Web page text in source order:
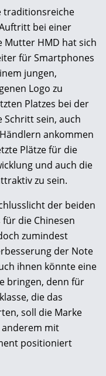
traditionsreiche
bei einer
Mutter HMD hat sich
für Smartphones
jungen,
Logo zu
Platzes bei der
Schritt sein, auch
ankommen
Plätze für die
und auch die
zu sein.
der beiden
für die Chinesen
zumindest
der Note
ihnen könnte eine
bringen, denn für
die das
soll die Marke
mit
positioniert